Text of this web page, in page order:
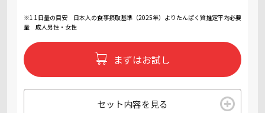
※1 1日量の目安 日本人の食事摂取基準（2025年）よりたんぱく質推定平均必要
量 成人男性・女性
まずはお試し
セット内容を見る